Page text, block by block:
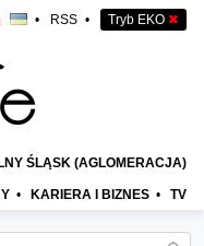
• RSS • Tryb EKO ✖
ŚLĄSK (AGLOMERACJA)
• KARIERA I BIZNES • TV